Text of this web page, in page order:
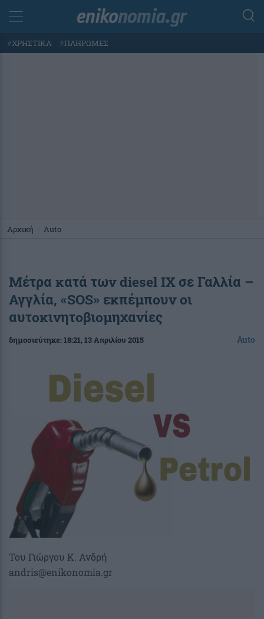
#ΧΡΗΣΤΙΚΑ #ΠΛΗΡΩΜΕΣ
Αρχική - Auto
Μέτρα κατά των diesel ΙΧ σε Γαλλία –
Αγγλία, «SOS» εκπέμπουν οι
αυτοκινητοβιομηχανίες
δημοσιεύτηκε:18:21, 13 Απριλίου 2015 Auto
Του Γιώργου Κ. Ανδρή
andris@enikonomia.gr